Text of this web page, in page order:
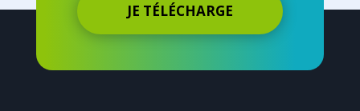
JE TÉLÉCHARGE